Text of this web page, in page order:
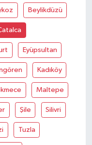
Beylikdüzü
Eyüpsultan
Kadıköy
Maltepe
Şile Silivri
Tuzla